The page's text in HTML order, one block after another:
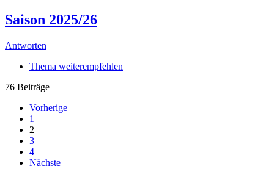
Saison 2025/26
Antworten
Thema weiterempfehlen
76 Beiträge
Vorherige
1
2
3
4
Nächste